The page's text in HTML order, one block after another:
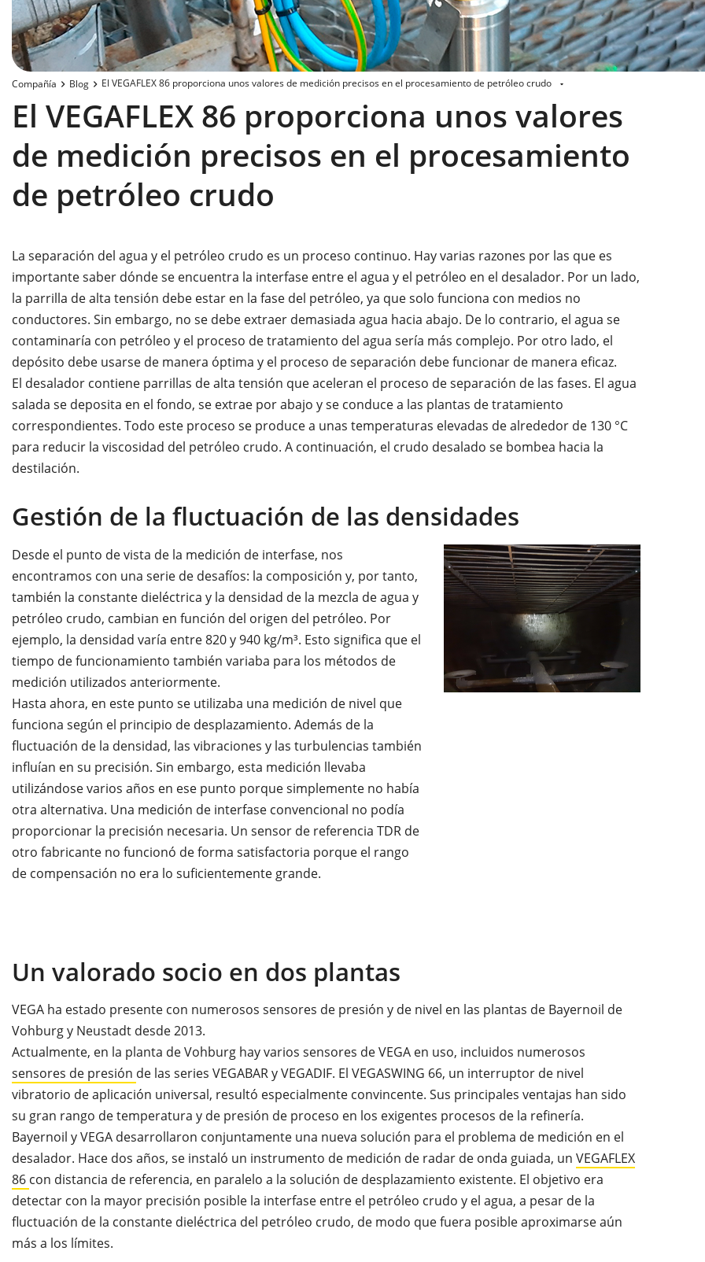
Compañía Blog El VEGAFLEX 86 proporciona unos valores de medición precisos en el procesamiento de petróleo crudo
El VEGAFLEX 86 proporciona unos valores
de medición precisos en el procesamiento
de petróleo crudo
La separación del agua y el petróleo crudo es un proceso continuo. Hay varias razones por las que es
importante saber dónde se encuentra la interfase entre el agua y el petróleo en el desalador. Por un lado,
la parrilla de alta tensión debe estar en la fase del petróleo, ya que solo funciona con medios no
conductores. Sin embargo, no se debe extraer demasiada agua hacia abajo. De lo contrario, el agua se
contaminaría con petróleo y el proceso de tratamiento del agua sería más complejo. Por otro lado, el
depósito debe usarse de manera óptima y el proceso de separación debe funcionar de manera eficaz.
El desalador contiene parrillas de alta tensión que aceleran el proceso de separación de las fases. El agua
salada se deposita en el fondo, se extrae por abajo y se conduce a las plantas de tratamiento
correspondientes. Todo este proceso se produce a unas temperaturas elevadas de alrededor de 130 °C
para reducir la viscosidad del petróleo crudo. A continuación, el crudo desalado se bombea hacia la
destilación.
Gestión de la fluctuación de las densidades
Desde el punto de vista de la medición de interfase, nos
encontramos con una serie de desafíos: la composición y, por tanto,
también la constante dieléctrica y la densidad de la mezcla de agua y
petróleo crudo, cambian en función del origen del petróleo. Por
ejemplo, la densidad varía entre 820 y 940 kg/m³. Esto significa que el
tiempo de funcionamiento también variaba para los métodos de
medición utilizados anteriormente.
Hasta ahora, en este punto se utilizaba una medición de nivel que
funciona según el principio de desplazamiento. Además de la
fluctuación de la densidad, las vibraciones y las turbulencias también
influían en su precisión. Sin embargo, esta medición llevaba
utilizándose varios años en ese punto porque simplemente no había
otra alternativa. Una medición de interfase convencional no podía
proporcionar la precisión necesaria. Un sensor de referencia TDR de
otro fabricante no funcionó de forma satisfactoria porque el rango
de compensación no era lo suficientemente grande.
Un valorado socio en dos plantas
VEGA ha estado presente con numerosos sensores de presión y de nivel en las plantas de Bayernoil de
Vohburg y Neustadt desde 2013.
Actualmente, en la planta de Vohburg hay varios sensores de VEGA en uso, incluidos numerosos
sensores de presión de las series VEGABAR y VEGADIF. El VEGASWING 66, un interruptor de nivel
vibratorio de aplicación universal, resultó especialmente convincente. Sus principales ventajas han sido
su gran rango de temperatura y de presión de proceso en los exigentes procesos de la refinería.
Bayernoil y VEGA desarrollaron conjuntamente una nueva solución para el problema de medición en el
desalador. Hace dos años, se instaló un instrumento de medición de radar de onda guiada, un VEGAFLEX
86 con distancia de referencia, en paralelo a la solución de desplazamiento existente. El objetivo era
detectar con la mayor precisión posible la interfase entre el petróleo crudo y el agua, a pesar de la
fluctuación de la constante dieléctrica del petróleo crudo, de modo que fuera posible aproximarse aún
más a los límites.